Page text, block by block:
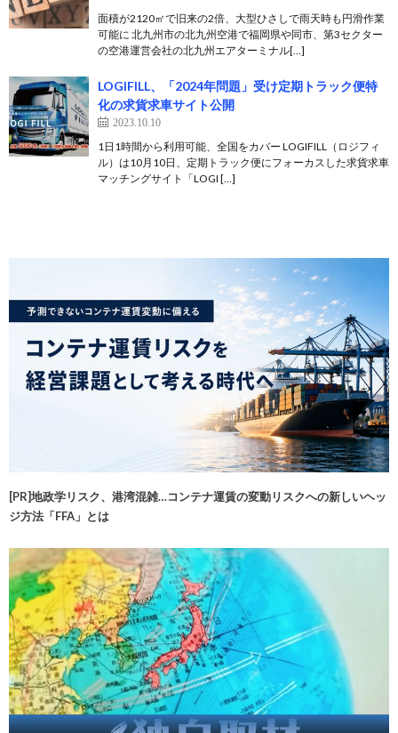
面積が2120㎡で旧来の2倍、大型ひさしで雨天時も円滑作業
可能に 北九州市の北九州空港で福岡県や同市、第3セクター
の空港運営会社の北九州エアターミナル[…]
LOGIFILL、「2024年問題」受け定期トラック便特
化の求貨求車サイト公開
2023.10.10
1日1時間から利用可能、全国をカバー LOGIFILL（ロジフィ
ル）は10月10日、定期トラック便にフォーカスした求貨求車
マッチングサイト「LOGI […]
[PR]地政学リスク、港湾混雑…コンテナ運賃の変動リスクへの新しいヘッ
ジ方法「FFA」とは